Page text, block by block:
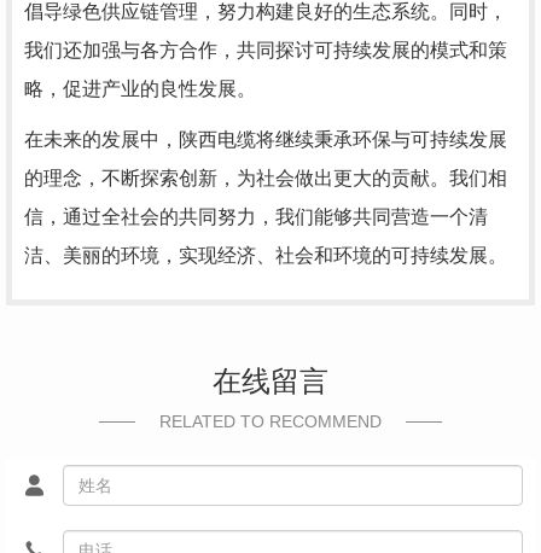
倡导绿色供应链管理，努力构建良好的生态系统。同时，
我们还加强与各方合作，共同探讨可持续发展的模式和策
略，促进产业的良性发展。
在未来的发展中，陕西电缆将继续秉承环保与可持续发展
的理念，不断探索创新，为社会做出更大的贡献。我们相
信，通过全社会的共同努力，我们能够共同营造一个清
洁、美丽的环境，实现经济、社会和环境的可持续发展。
在线留言
RELATED TO RECOMMEND